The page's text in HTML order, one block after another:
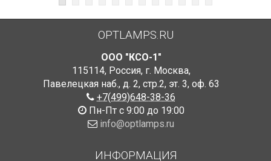
OPTLAMPS.RU
ООО "КСО-1"
115114, Россия, г. Москва,
Павелецкая наб., д. 2, стр.2, эт. 3, оф. 63
+7(499)648-38-36
Пн-Пт с 9:00 до 19:00
info@optlamps.ru
ИНФОРМАЦИЯ